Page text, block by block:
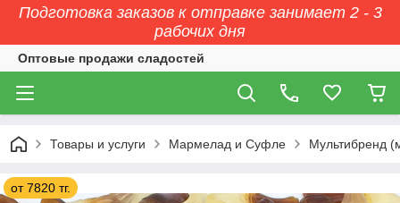
Подготовка заказов к отправке занимает 2 - 3
рабочих дня
Оптовые продажи сладостей
Товары и услуги Мармелад и Суфле Мультибренд
от 7820 тг.